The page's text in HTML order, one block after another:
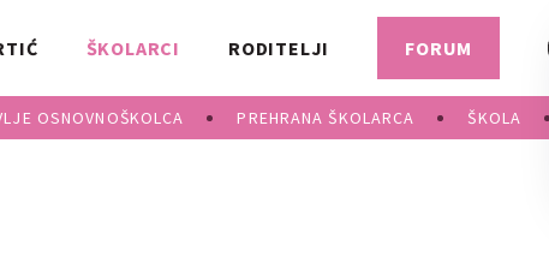
ŠKOLARCI
OSNOVNOŠKOLCA PREHRANA ŠKOLARCA ŠKOLA
RODITELJI FORUM